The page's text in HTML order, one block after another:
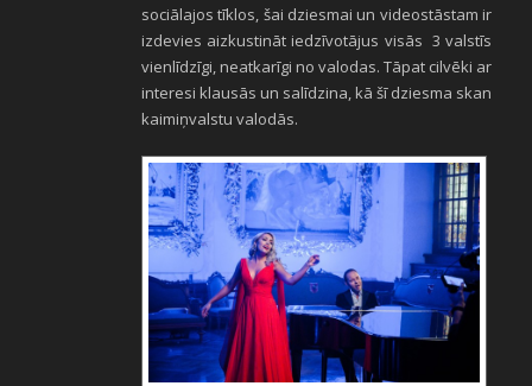
sociālajos tīklos, šai dziesmai un videostāstam ir
izdevies aizkustināt iedzīvotājus visās 3 valstīs
vienlīdzīgi, neatkarīgi no valodas. Tāpat cilvēki ar
interesi klausās un salīdzina, kā šī dziesma skan
kaimiņvalstu valodās.